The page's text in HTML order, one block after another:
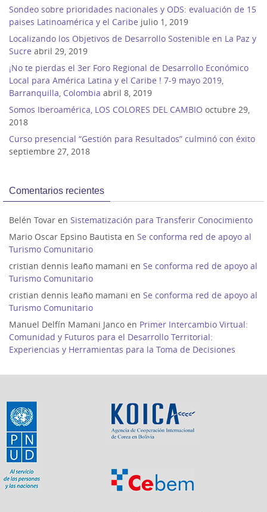
Sondeo sobre prioridades nacionales y ODS: evaluación de 15
paises Latinoamérica y el Caribe julio 1, 2019
Localizando los Objetivos de Desarrollo Sostenible en La Paz y
Sucre abril 29, 2019
¡No te pierdas el 3er Foro Regional de Desarrollo Económico
Local para América Latina y el Caribe ! 7-9 mayo 2019,
Barranquilla, Colombia abril 8, 2019
Somos Iberoamérica, LOS COLORES DEL CAMBIO octubre 29,
2018
Curso presencial “Gestión para Resultados” culminó con éxito
septiembre 27, 2018
Comentarios recientes
Belén Tovar en Sistematización para Transferir Conocimiento
Mario Oscar Epsino Bautista en Se conforma red de apoyo al
Turismo Comunitario
cristian dennis leaño mamani en Se conforma red de apoyo al
Turismo Comunitario
cristian dennis leaño mamani en Se conforma red de apoyo al
Turismo Comunitario
Manuel Delfín Mamani Janco en Primer Intercambio Virtual:
Comunidad y Futuros para el Desarrollo Territorial:
Experiencias y Herramientas para la Toma de Decisiones